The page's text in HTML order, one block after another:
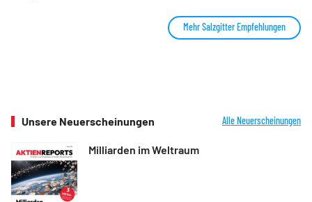
Mehr Salzgitter Empfehlungen
Unsere Neuerscheinungen Alle Neuerscheinungen
Milliarden im Weltraum